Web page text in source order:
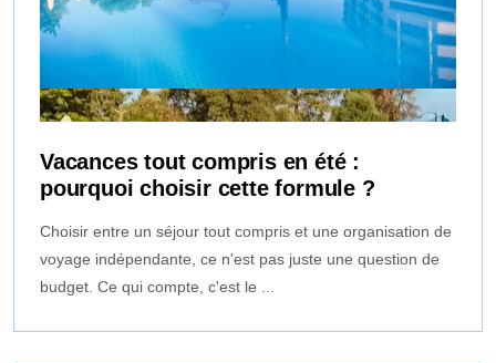
Vacances tout compris en été :
pourquoi choisir cette formule ?
Choisir entre un séjour tout compris et une organisation de
voyage indépendante, ce n'est pas juste une question de
budget. Ce qui compte, c'est le ...